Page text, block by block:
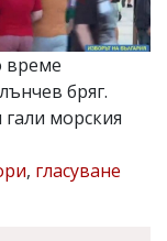
време
бряг.
морския
, гласуване